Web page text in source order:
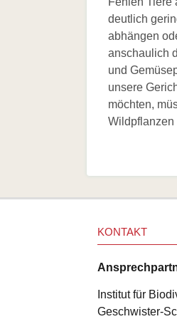
Literatur
Links
Bienenfreundlich
Gärtnern
Allgemein
Biologische
deutlich
abhängen
anschaulich
und
unsere
möchten,
Wildpflanzen
KONTAKT
Institut für
Geschwister-